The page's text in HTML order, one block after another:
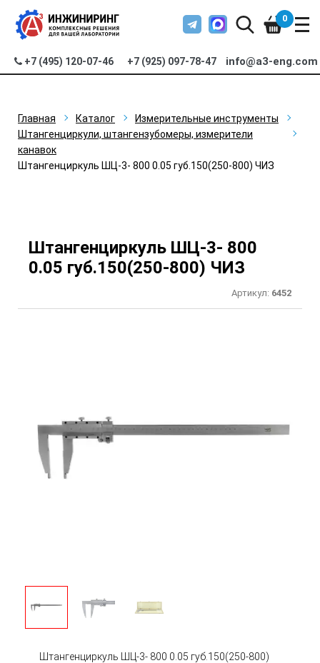
+7 (495) 120-07-46 +7 (925) 097-78-47 info@a3-eng.com
0
Главная Каталог
Измерительные инструменты
Штангенциркули, штангензубомеры, измерители
канавок
Штангенциркуль ШЦ-3- 800 0.05 губ.150(250-800) ЧИЗ
Штангенциркуль ШЦ-3- 800
0.05 губ.150(250-800) ЧИЗ
Артикул: 6452
Штангенциркуль ШЦ-3- 800 0.05 губ.150(250-800)